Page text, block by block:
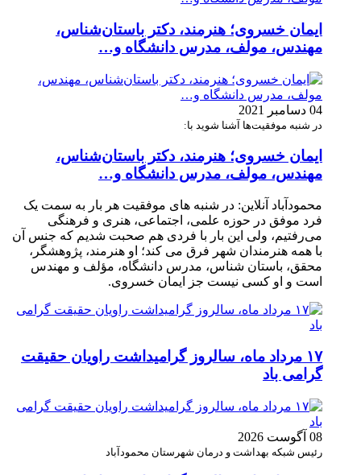
ایمان خسروی؛ هنرمند، دکتر باستان‌شناس،
مهندس، مولف، مدرس دانشگاه و…
04 دسامبر 2021
در شنبه موفقیت‌ها آشنا شوید با:
ایمان خسروی؛ هنرمند، دکتر باستان‌شناس،
مهندس، مولف، مدرس دانشگاه و…
محمودآباد آنلاین: در شنبه های موفقیت هر بار به سمت یک
فرد موفق در حوزه علمی، اجتماعی، هنری و فرهنگی
می‌رفتیم، ولی این بار با فردی هم صحبت شدیم که جنس آن
با همه هنرمندان شهر فرق می کند؛ او هنرمند، پژوهشگر،
محقق، باستان شناس، مدرس دانشگاه، مؤلف و مهندس
است و او کسی نیست جز ایمان خسروی.
۱۷ مرداد ماه، سالروز گرامیداشت راویان حقیقت
گرامی باد
08 آگوست 2026
رئیس شبکه بهداشت و درمان شهرستان محمودآباد